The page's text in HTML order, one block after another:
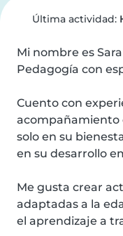
Última actividad:
Mi nombre es
Pedagogía con
Cuento con
acompañamiento
solo en su
en su desarrollo
Me gusta crear
adaptadas a la
el aprendizaje a